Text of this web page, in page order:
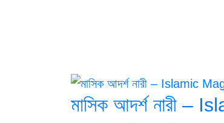
মাসিক আদর্শ নারী –